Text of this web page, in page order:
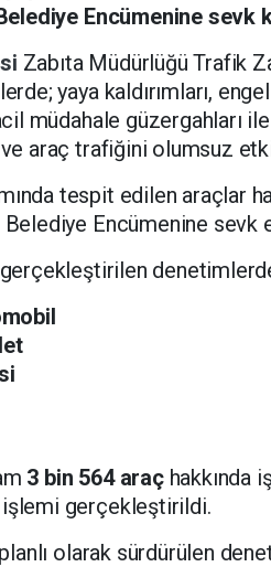
Encümenine sevk
Zabıta Müdürlüğü Trafik
yaya kaldırımları,
müdahale güzergahları
araç trafiğini olumsuz
tespit edilen araçlar
Belediye Encümenine sevk
gerçekleştirilen
3 bin 564 araçhakkında
gerçekleştirildi.
olarak sürdürülen